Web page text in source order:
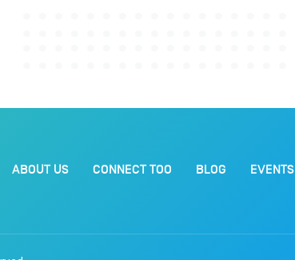
ABOUT US CONNECT TOO BLOG EVENTS